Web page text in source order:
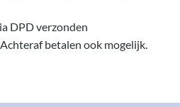
DPD verzonden
betalen ook mogelijk.